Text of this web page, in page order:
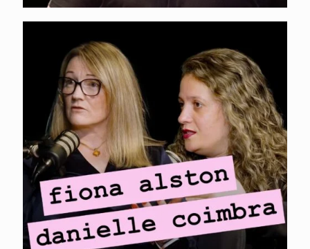
MINI-PODCAST I
Fiona Alston, Danielle
Coimbra – Earned vs
paid media
coverage